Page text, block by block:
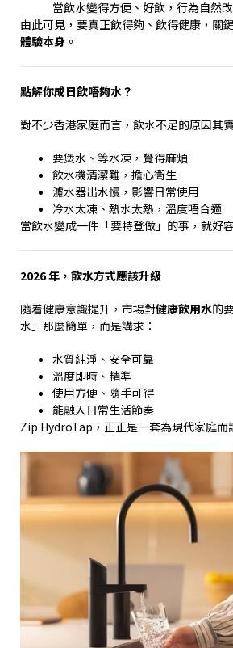
當飲水變得方便、好飲，行為自然改
由此可見，要真正飲得夠、飲得健康，關
體驗本身 。
點解你成日飲唔夠水？
對不少香港家庭而言，飲水不足的原因其
要煲水、等水凍，覺得麻煩
飲水機清潔難，擔心衛生
濾水器出水慢，影響日常使用
冷水太凍、熱水太熱，溫度唔合適
當飲水變成一件「要特登做」的事，就好
2026年，飲水方式應該升級
隨着健康意識提升，市場對健康飲用水的
水」那麼簡單，而是講求：
水質純淨、安全可靠
溫度即時、精準
使用方便、隨手可得
能融入日常生活節奏
Zip HydroTap ，正正是一套為現代家庭而